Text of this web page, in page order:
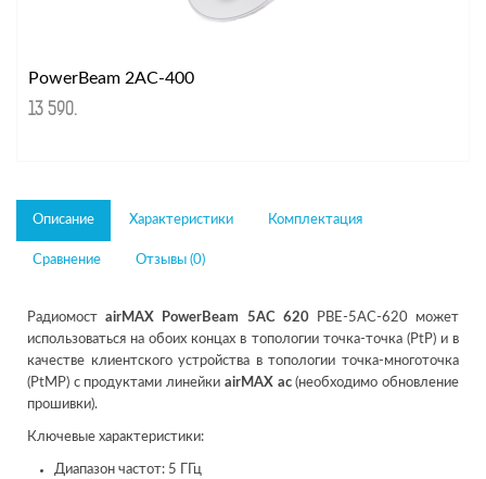
PowerBeam 2AC-400
13 590.
Описание Характеристики Комплектация
Сравнение Отзывы (0)
РадиомостairMAX PowerBeam 5AC 620PBE-5AC-620 может
использоваться на обоих концах в топологии точка-точка (PtP) и в
качестве клиентского устройства в топологии точка-многоточка
(PtMP) с продуктами линейки airMAX ac(необходимо обновление
прошивки).
Ключевые характеристики:
Диапазон частот: 5 ГГц